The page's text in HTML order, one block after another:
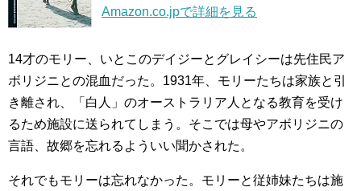
Amazon.co.jpで詳細を見る
14才のモリー、いとこのデイジーとグレイシーは先住民ア
ボリジニとの混血だった。1931年、モリーたちは家族と引
き離され、「白人」のオーストラリア人となる教育を受け
るため施設に送られてしまう。そこでは母やアボリジニの
言語、故郷を忘れるよういい聞かされた。
それでもモリーは忘れなかった。モリーと従姉妹たちは施